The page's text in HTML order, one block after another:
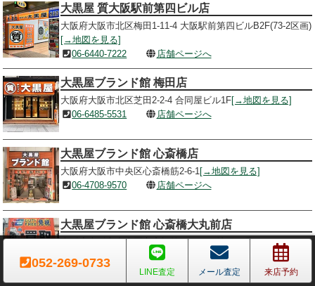
大黒屋 質大阪駅前第四ビル店
大阪府大阪市北区梅田1-11-4 大阪駅前第四ビルB2F(73-2区画)
[→地図を見る]
06-6440-7222
店舗ページへ
大黒屋ブランド館 梅田店
大阪府大阪市北区芝田2-2-4 合同屋ビル1F[→地図を見る]
06-6485-5531
店舗ページへ
大黒屋ブランド館 心斎橋店
大阪府大阪市中央区心斎橋筋2-6-1[→地図を見る]
06-4708-9570
店舗ページへ
大黒屋ブランド館 心斎橋大丸前店
大阪府大阪市中央区心斎橋筋1-5-27[→地図を見る]
06-4963-8460
店舗ページへ
052-269-0733
LINE査定 メール査定 来店予約